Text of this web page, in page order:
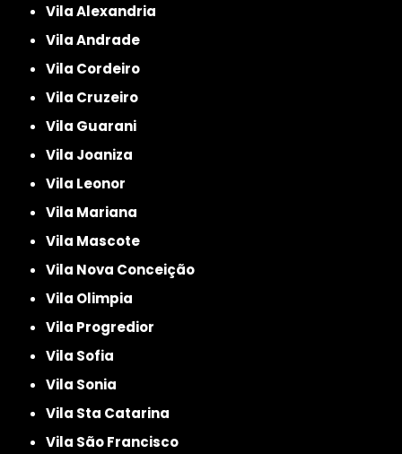
Vila Alexandria
Vila Andrade
Vila Cordeiro
Vila Cruzeiro
Vila Guarani
Vila Joaniza
Vila Leonor
Vila Mariana
Vila Mascote
Vila Nova Conceição
Vila Olimpia
Vila Progredior
Vila Sofia
Vila Sonia
Vila Sta Catarina
Vila São Francisco